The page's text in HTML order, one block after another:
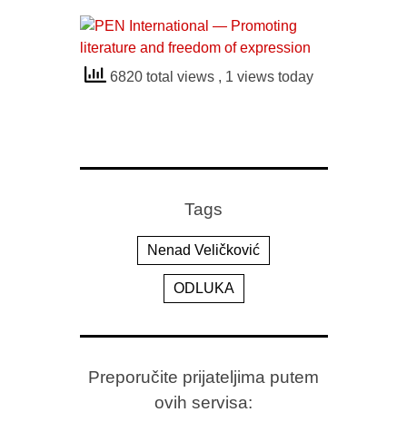
6820 total views , 1 views today
Tags
Nenad Veličković
ODLUKA
Preporučite prijateljima putem
ovih servisa: